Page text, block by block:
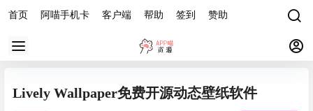
首页 阿喵手机卡 客户端 帮助 签到 赞助
Lively Wallpaper免费开源动态壁纸软件